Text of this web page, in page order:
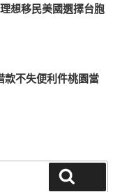
想移民美國選擇台胞
款不失便利件桃園當